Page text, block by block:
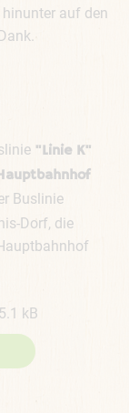
auf den
"Linie K"
Buslinie
Dorf, die
kB